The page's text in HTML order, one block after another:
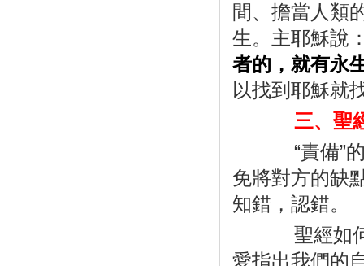
間、擔當人類
生。主耶穌說
者的，就有永
以找到耶穌就
三、聖經
“責備”
免將對方的缺
知錯，認錯。
聖經如
愛指出我們的